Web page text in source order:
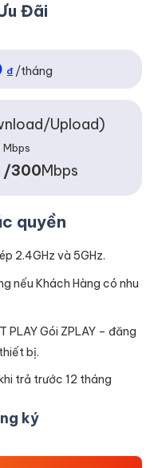
Đãi
₫/tháng
Upload)
Mbps
/300Mbps
quyền
2.4GHz và 5GHz.
nếu Khách Hàng có nhu
PLAY Gói ZPLAY – đăng
bị.
trả trước 12 tháng
ký